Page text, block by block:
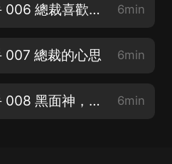
總裁孩子歸我請放手 006 總裁喜歡男人 6min
007 總裁的心思 6min
總裁孩子歸我請放手 008 黑面神，你很面熟哦 6min